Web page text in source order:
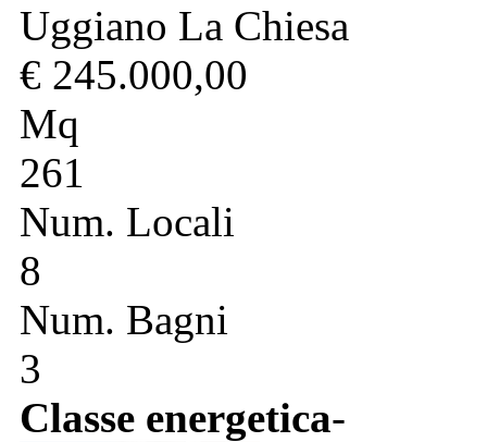
Uggiano La Chiesa
€ 245.000,00
Mq
261
Num. Locali
8
Num. Bagni
3
Classe energetica-